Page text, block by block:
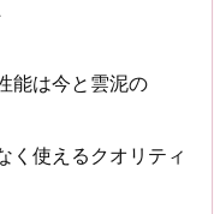
能は今と雲泥の
く使えるクオリティ